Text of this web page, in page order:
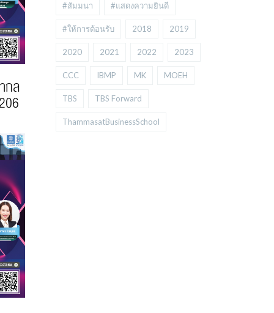
กล
#สัมมนา #แสดงความยินดี
#ให้การต้อนรับ 2018 2019
2020 2021 2022 2023
CCC IBMP MK MOEH
TBS TBS Forward
ThammasatBusinessSchool